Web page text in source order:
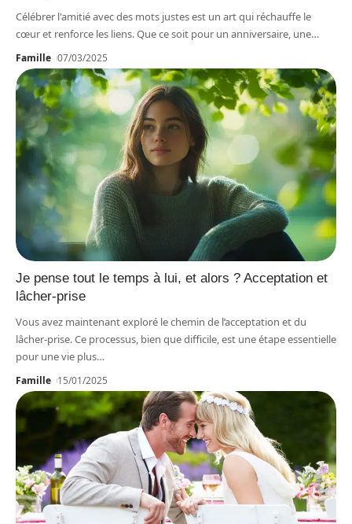
Célébrer l'amitié avec des mots justes est un art qui réchauffe le
cœur et renforce les liens. Que ce soit pour un anniversaire, une…
Famille 07/03/2025
Je pense tout le temps à lui, et alors ? Acceptation et
lâcher-prise
Vous avez maintenant exploré le chemin de l’acceptation et du
lâcher-prise. Ce processus, bien que difficile, est une étape essentielle
pour une vie plus…
Famille 15/01/2025